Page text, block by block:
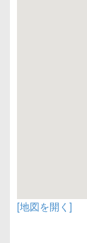
[地図を開く]